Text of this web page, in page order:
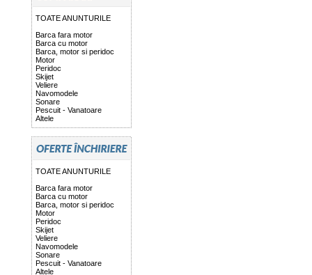
TOATE ANUNTURILE
Barca fara motor
Barca cu motor
Barca, motor si peridoc
Motor
Peridoc
Skijet
Veliere
Navomodele
Sonare
Pescuit - Vanatoare
Altele
TOATE ANUNTURILE
Barca fara motor
Barca cu motor
Barca, motor si peridoc
Motor
Peridoc
Skijet
Veliere
Navomodele
Sonare
Pescuit - Vanatoare
Altele